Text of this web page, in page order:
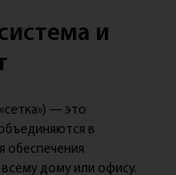
и
— это
в
обеспечения
дому или офису.